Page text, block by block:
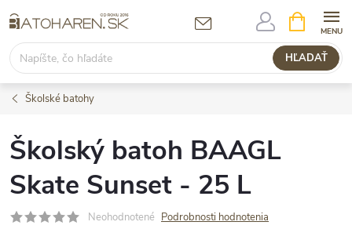
na
obsah
HĽADAŤ
KOŠÍK
Školské batohy
Školský batoh BAAGL
Skate Sunset - 25 L
Neohodnotené Podrobnosti hodnotenia